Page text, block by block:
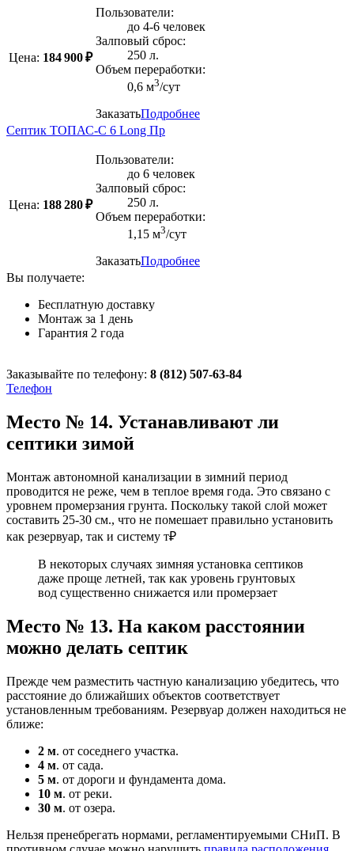
Цена: 184 900 ₽
Пользователи:
до 4-6 человек
Залповый сброс:
250 л.
Объем переработки:
0,6 м3/сут
ЗаказатьПодробнее
Септик ТОПАС-С 6 Long Пр
Цена: 188 280 ₽
Пользователи:
до 6 человек
Залповый сброс:
250 л.
Объем переработки:
1,15 м3/сут
ЗаказатьПодробнее
Вы получаете:
Бесплатную доставку
Монтаж за 1 день
Гарантия 2 года
Заказывайте по телефону: 8 (812) 507-63-84
Телефон
Место № 14. Устанавливают ли
септики зимой
Монтаж автономной канализации в зимний период
проводится не реже, чем в теплое время года. Это связано с
уровнем промерзания грунта. Поскольку такой слой может
составить 25-30 см., что не помешает правильно установить
как резервуар, так и систему т₽
В некоторых случаях зимняя установка септиков
даже проще летней, так как уровень грунтовых
вод существенно снижается или промерзает
Место № 13. На каком расстоянии
можно делать септик
Прежде чем разместить частную канализацию убедитесь, что
расстояние до ближайших объектов соответствует
установленным требованиям. Резервуар должен находиться не
ближе:
2 м. от соседнего участка.
4 м. от сада.
5 м. от дороги и фундамента дома.
10 м. от реки.
30 м. от озера.
Нельзя пренебрегать нормами, регламентируемыми СНиП. В